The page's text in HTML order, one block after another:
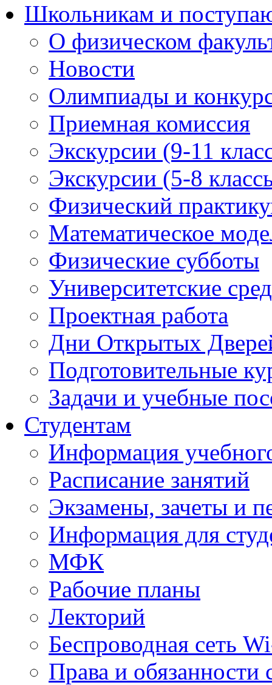
Школьникам и
О физическом
Новости
Олимпиады и
Приемная комиссия
Экскурсии (9-11
Экскурсии (5-8
Физический
Математическое
Физические субботы
Университетские
Проектная работа
Дни Открытых
Подготовительные
Задачи и учебные
Студентам
Информация
Расписание занятий
Экзамены, зачеты и
Информация для
МФК
Рабочие планы
Лекторий
Беспроводная сеть
Права и обязанности